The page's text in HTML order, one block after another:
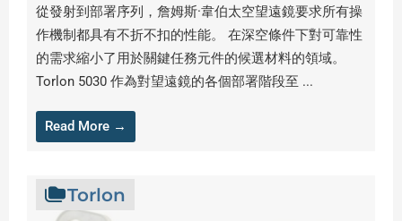
從發射到部署序列，詹姆斯·韋伯太空望遠鏡要求所有操
作機制都具有不折不扣的性能。 在深空條件下對可靠性
的需求縮小了用於關鍵任務元件的候選材料的領域。
Torlon 5030 作為對望遠鏡的各個部署階段至 ...
Read More →
Torlon